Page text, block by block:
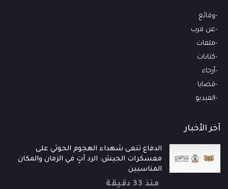
وقائع
عن قرب
ملفات
كتابات
أرجاء
قضايا
الفيديو
آخر الأخبار
الدفاع تنعى شهداء الهجوم الحوثي على
معسكرات الجيش: الرد آتٍ في الزمان والمكان
المناسبين
منذ 33 دقيقة